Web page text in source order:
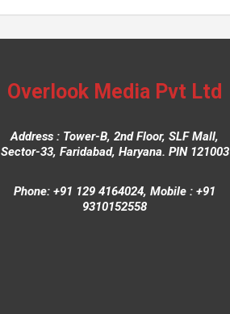
Overlook Media Pvt Ltd
Address : Tower-B, 2nd Floor, SLF Mall,
Sector-33, Faridabad, Haryana. PIN 121003
Phone: +91 129 4164024, Mobile : +91
9310152558